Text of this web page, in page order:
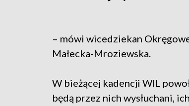
– mówi wicedziekan
Małecka-Mroziewska.
W bieżącej kadencji WIL
będą przez nich wysłuchani,